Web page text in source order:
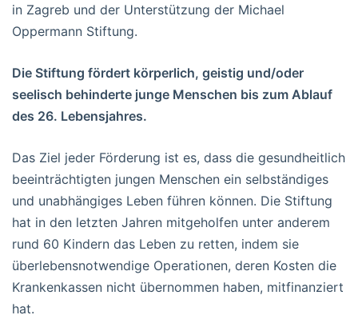
in Zagreb und der Unterstützung der Michael
Oppermann Stiftung.
Die Stiftung fördert körperlich, geistig und/oder
seelisch behinderte junge Menschen bis zum Ablauf
des 26. Lebensjahres.
Das Ziel jeder Förderung ist es, dass die gesundheitlich
beeinträchtigten jungen Menschen ein selbständiges
und unabhängiges Leben führen können. Die Stiftung
hat in den letzten Jahren mitgeholfen unter anderem
rund 60 Kindern das Leben zu retten, indem sie
überlebensnotwendige Operationen, deren Kosten die
Krankenkassen nicht übernommen haben, mitfinanziert
hat.